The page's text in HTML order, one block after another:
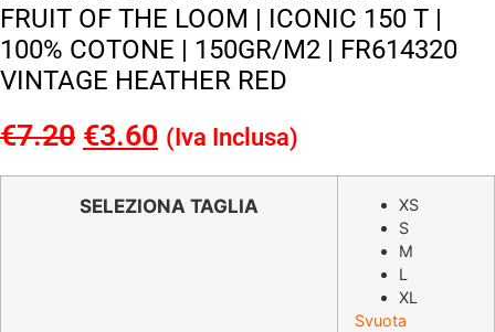
FRUIT OF THE LOOM | ICONIC 150 T |
100% COTONE | 150GR/M2 | FR614320
VINTAGE HEATHER RED
€7.20 Il
prezzo
originale
€3.60 Il
prezzo
attuale
(Iva Inclusa)
SELEZIONA TAGLIA
XS
S
M
L
XL
Svuota